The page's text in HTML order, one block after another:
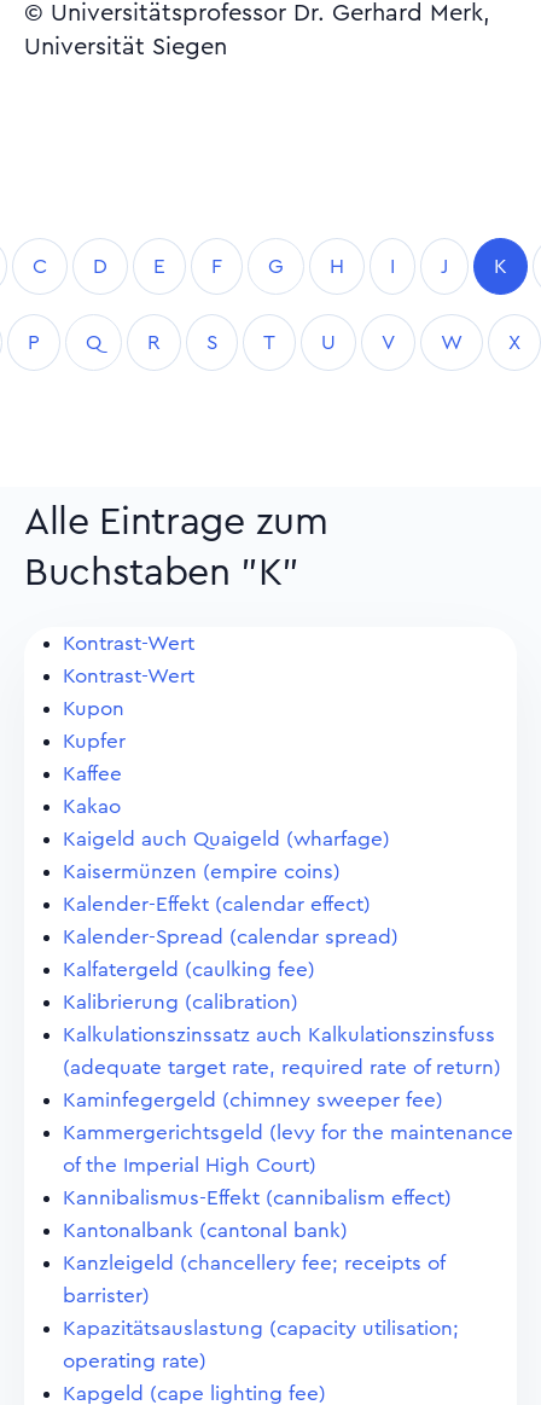
© Universitätsprofessor Dr. Gerhard Merk,
Universität Siegen
C D E F G H I J K
P Q R S T U V W X
Alle Eintrage zum
Buchstaben "K"
Kontrast-Wert
Kontrast-Wert
Kupon
Kupfer
Kaffee
Kakao
Kaigeld auch Quaigeld (wharfage)
Kaisermünzen (empire coins)
Kalender-Effekt (calendar effect)
Kalender-Spread (calendar spread)
Kalfatergeld (caulking fee)
Kalibrierung (calibration)
Kalkulationszinssatz auch Kalkulationszinsfuss
(adequate target rate, required rate of return)
Kaminfegergeld (chimney sweeper fee)
Kammergerichtsgeld (levy for the maintenance
of the Imperial High Court)
Kannibalismus-Effekt (cannibalism effect)
Kantonalbank (cantonal bank)
Kanzleigeld (chancellery fee; receipts of
barrister)
Kapazitätsauslastung (capacity utilisation;
operating rate)
Kapgeld (cape lighting fee)